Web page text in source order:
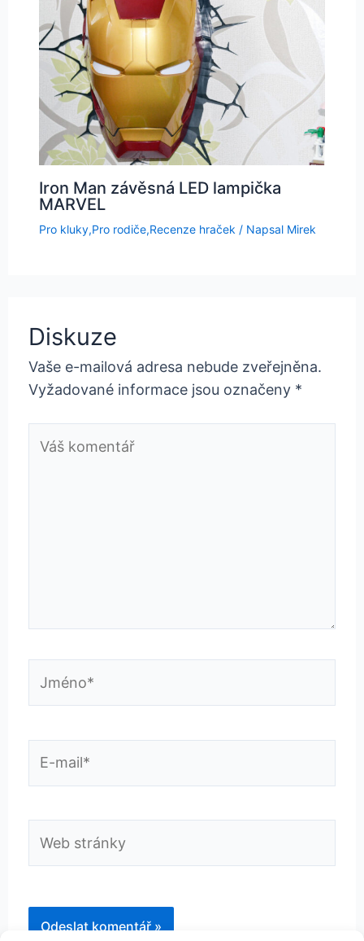
Iron Man závěsná LED lampička
MARVEL
Pro kluky,Pro rodiče,Recenze hraček / Napsal Mirek
Diskuze
Vaše e-mailová adresa nebude zveřejněna.
Vyžadované informace jsou označeny *
komentář
mail*
stránky